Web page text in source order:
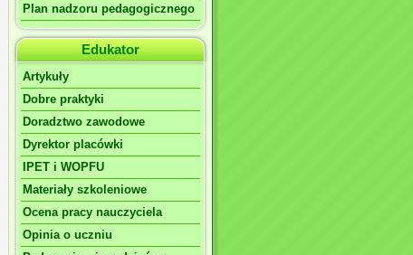
Plan nadzoru pedagogicznego
Edukator
Artykuły
Dobre praktyki
Doradztwo zawodowe
Dyrektor placówki
IPET i WOPFU
Materiały szkoleniowe
Ocena pracy nauczyciela
Opinia o uczniu